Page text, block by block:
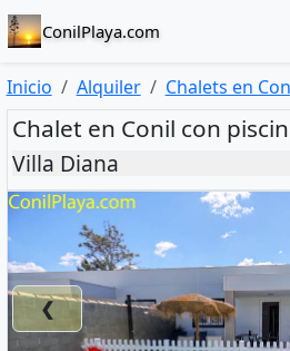
ConilPlaya.com
Inicio Alquiler Chalets en
Chalet en Conil con
Villa Diana
❮